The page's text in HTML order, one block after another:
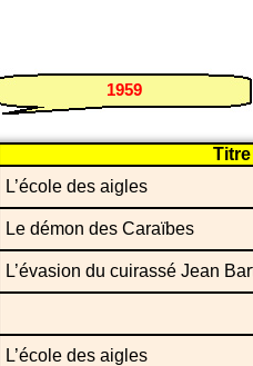
1959
Titre
L’école des aigles
Le démon des Caraïbes
L’évasion du cuirassé Jean
L’école des aigles